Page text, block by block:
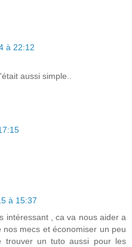
à 22:12
aussi simple..
à 15:37
intéressant , ca va nous aider a
nos mecs et économiser un peu
trouver un tuto aussi pour les